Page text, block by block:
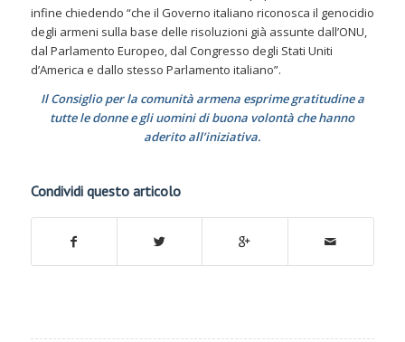
infine chiedendo “che il Governo italiano riconosca il genocidio
degli armeni sulla base delle risoluzioni già assunte dall’ONU,
dal Parlamento Europeo, dal Congresso degli Stati Uniti
d’America e dallo stesso Parlamento italiano”.
Il Consiglio per la comunità armena esprime gratitudine a
tutte le donne e gli uomini di buona volontà che hanno
aderito all’iniziativa.
Condividi questo articolo